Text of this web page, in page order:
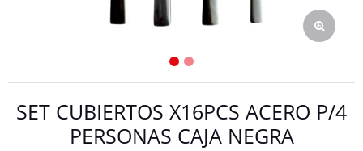
SET CUBIERTOS X16PCS ACERO P/4
PERSONAS CAJA NEGRA